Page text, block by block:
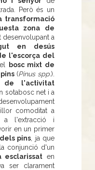
Però és un
transformació
zona de
desenvolupant a
en desús
l'escorça del
bosc mixt de
(Pinus spp.).
de l'activitat
sotabosc net i a
comoditat a
a l'extracció i
en un primer
pins , ja que
conjunció d'un
esclarissat en
ser clarament